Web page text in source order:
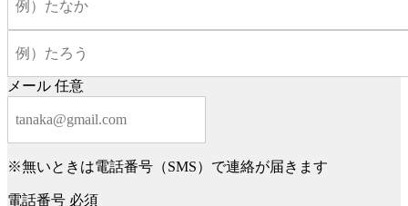
メール 任意
※無いときは電話番号（SMS）で連絡が届きます
電話番号 必須